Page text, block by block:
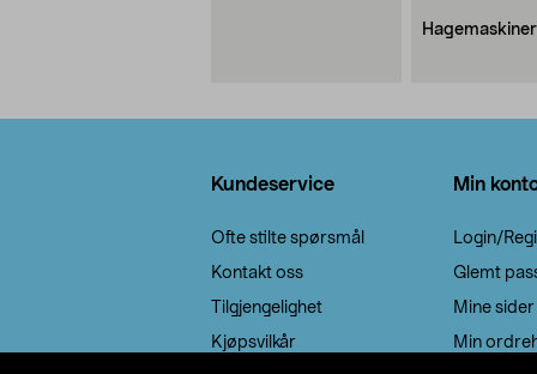
Hagemaskiner
Kundeservice
Ofte stilte spørsmål
Kontakt oss
Tilgjengelighet
Kjøpsvilkår
Min
Login/
Glemt
Mine sider
Min